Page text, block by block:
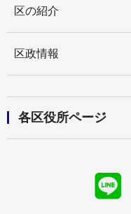
区の紹介
区政情報
各区役所ページ